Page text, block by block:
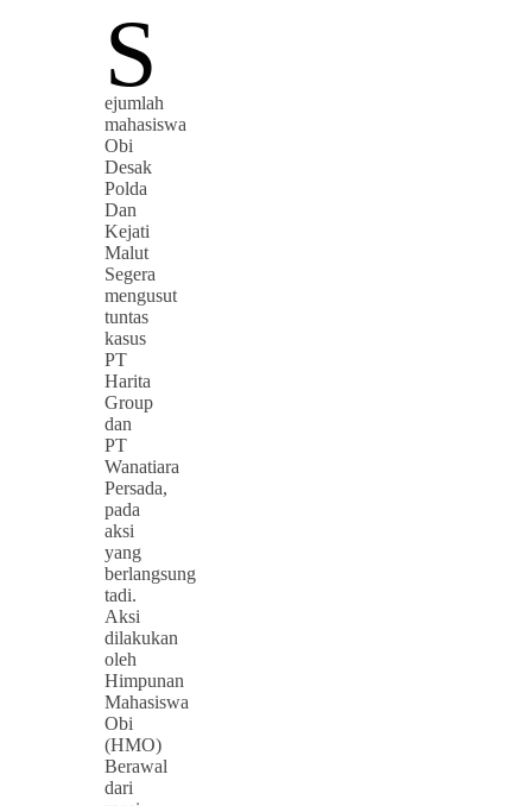
S
ejumlah
mahasiswa
Obi
Desak
Polda
Dan
Kejati
Malut
Segera
mengusut
tuntas
kasus
PT
Harita
Group
dan
PT
Wanatiara
Persada,
pada
aksi
yang
berlangsung
tadi.
Aksi
dilakukan
oleh
Himpunan
Mahasiswa
Obi
(HMO)
Berawal
dari